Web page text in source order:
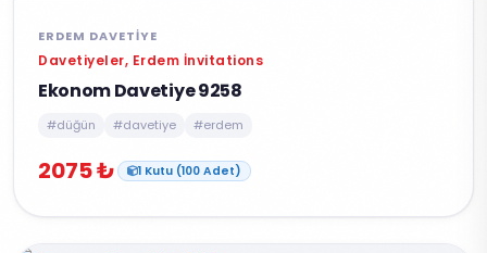
ERDEM DAVETIYE
Davetiyeler, Erdem İnvitations
Ekonom Davetiye 9258
#düğün #davetiye #erdem
2075 ₺ 1 Kutu (100 Adet)